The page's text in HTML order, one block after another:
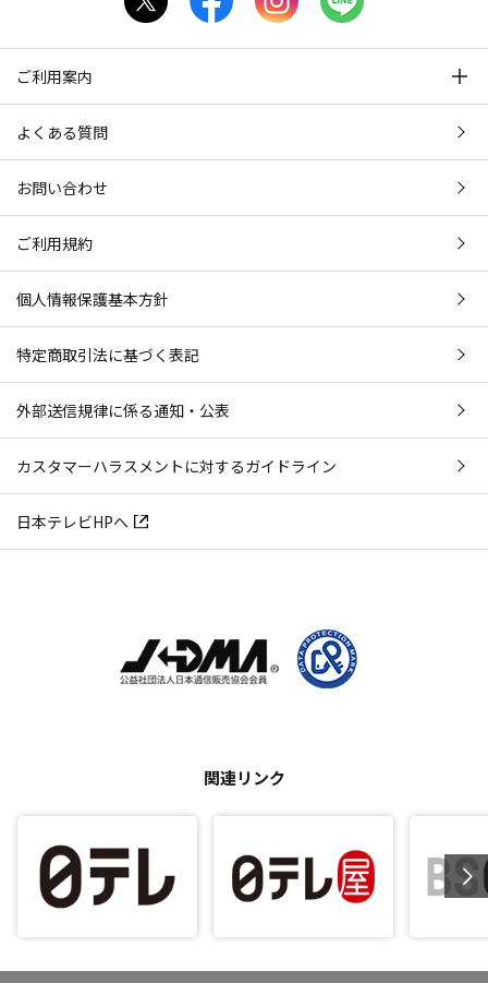
ご利用案内
よくある質問
お問い合わせ
ご利用規約
個人情報保護基本方針
特定商取引法に基づく表記
外部送信規律に係る通知・公表
カスタマーハラスメントに対するガイドライン
日本テレビHPへ
関連リンク